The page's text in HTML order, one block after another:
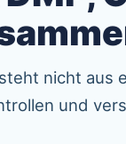
nicht aus
und